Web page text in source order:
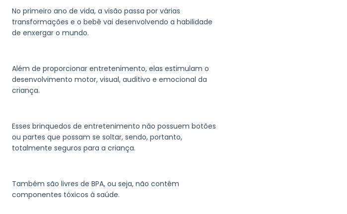
No primeiro ano de vida, a visão passa por várias
transformações e o bebê vai desenvolvendo a habilidade
de enxergar o mundo.
Além de proporcionar entretenimento, elas estimulam o
desenvolvimento motor, visual, auditivo e emocional da
criança.
Esses brinquedos de entretenimento não possuem botões
ou partes que possam se soltar, sendo, portanto,
totalmente seguros para a criança.
Também são livres de BPA, ou seja, não contêm
componentes tóxicos à saúde.